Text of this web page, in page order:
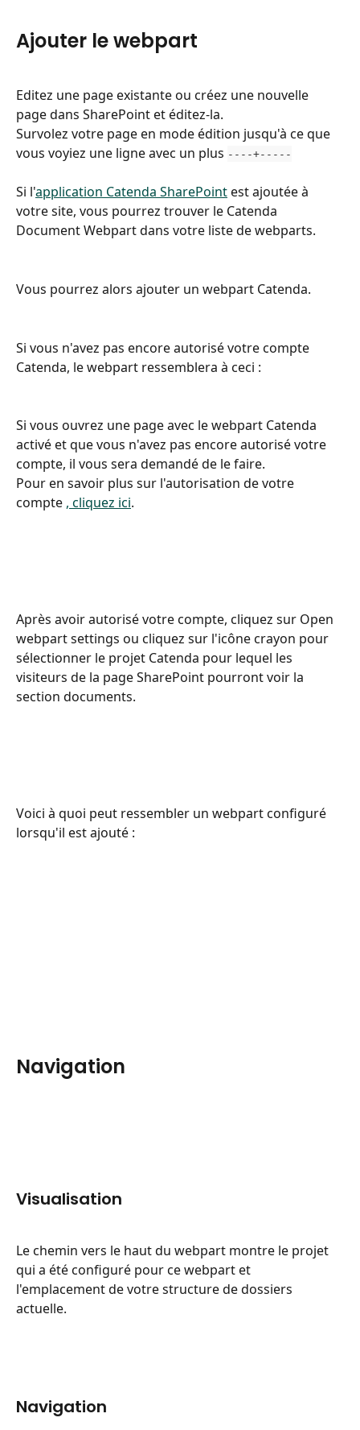
Ajouter le webpart
Editez une page existante ou créez une nouvelle
page dans SharePoint et éditez-la.
Survolez votre page en mode édition jusqu'à ce que
vous voyiez une ligne avec un plus ----+-----
Si l'application Catenda SharePoint est ajoutée à
votre site, vous pourrez trouver le Catenda
Document Webpart dans votre liste de webparts.
Vous pourrez alors ajouter un webpart Catenda.
Si vous n'avez pas encore autorisé votre compte
Catenda, le webpart ressemblera à ceci :
Si vous ouvrez une page avec le webpart Catenda
activé et que vous n'avez pas encore autorisé votre
compte, il vous sera demandé de le faire.
Pour en savoir plus sur l'autorisation de votre
compte , cliquez ici.
Après avoir autorisé votre compte, cliquez sur Open
webpart settings ou cliquez sur l'icône crayon pour
sélectionner le projet Catenda pour lequel les
visiteurs de la page SharePoint pourront voir la
section documents.
Voici à quoi peut ressembler un webpart configuré
lorsqu'il est ajouté :
Navigation
Visualisation
Le chemin vers le haut du webpart montre le projet
qui a été configuré pour ce webpart et
l'emplacement de votre structure de dossiers
actuelle.
Navigation